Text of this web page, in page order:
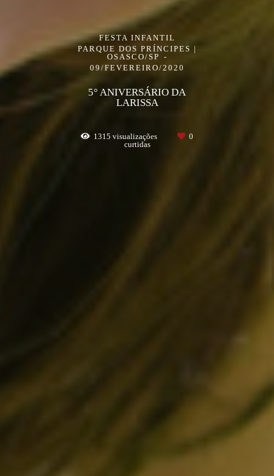
FESTA INFANTIL
PARQUE DOS PRÍNCIPES |
OSASCO/SP
09/FEVEREIRO/2020
5° ANIVERSÁRIO DA
LARISSA
1315 visualizações
0
curtidas